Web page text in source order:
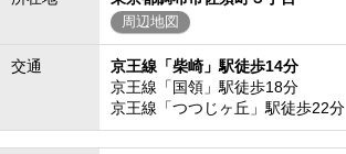
周辺地図
交通
京王線「柴崎」駅徒歩14分
京王線「国領」駅徒歩18分
京王線「つつじヶ丘」駅徒歩22分